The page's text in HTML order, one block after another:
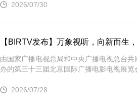
2026/07/30
【BIRTV发布】万象视听，向新而生
由国家广播电视总局和中央广播电视总台
办的第三十三届北京国际广播电影电视展
2026/07/28